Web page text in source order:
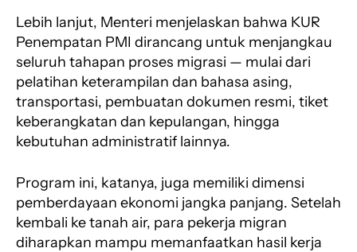
Lebih lanjut, Menteri menjelaskan bahwa KUR
Penempatan PMI dirancang untuk menjangkau
seluruh tahapan proses migrasi — mulai dari
pelatihan keterampilan dan bahasa asing,
transportasi, pembuatan dokumen resmi, tiket
keberangkatan dan kepulangan, hingga
kebutuhan administratif lainnya.
Program ini, katanya, juga memiliki dimensi
pemberdayaan ekonomi jangka panjang. Setelah
kembali ke tanah air, para pekerja migran
diharapkan mampu memanfaatkan hasil kerja